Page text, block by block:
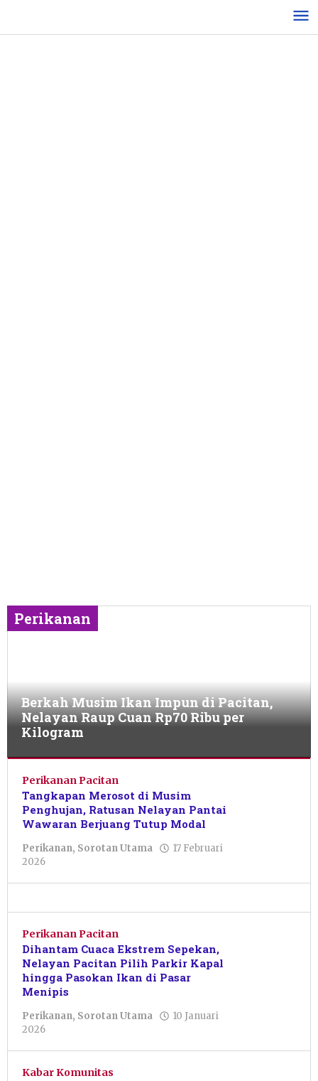
konten
Berkah Musim Ikan Impun di Pacitan,
Nelayan Raup Cuan Rp70 Ribu per
Kilogram
Sorotan
Utama
2026
oleh
Primanto
Perikanan
Perikanan Pacitan
Tangkapan Merosot di Musim
Penghujan, Ratusan Nelayan Pantai
Wawaran Berjuang Tutup Modal
Perikanan, Sorotan Utama
17 Februari
2026
Nurul
Perikanan Pacitan
Dihantam Cuaca Ekstrem Sepekan,
Nelayan Pacitan Pilih Parkir Kapal
hingga Pasokan Ikan di Pasar
Menipis
Perikanan, Sorotan Utama
10 Januari
2026
Stya
Suci
Kabar Komunitas